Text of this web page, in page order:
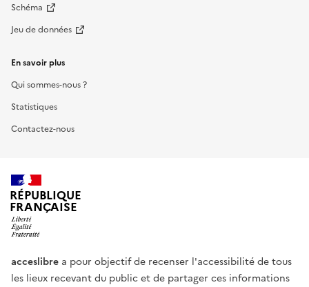
Schéma
Jeu de données
En savoir plus
Qui sommes-nous ?
Statistiques
Contactez-nous
RÉPUBLIQUE
FRANÇAISE
acceslibre a pour objectif de recenser l'accessibilité de tous
les lieux recevant du public et de partager ces informations